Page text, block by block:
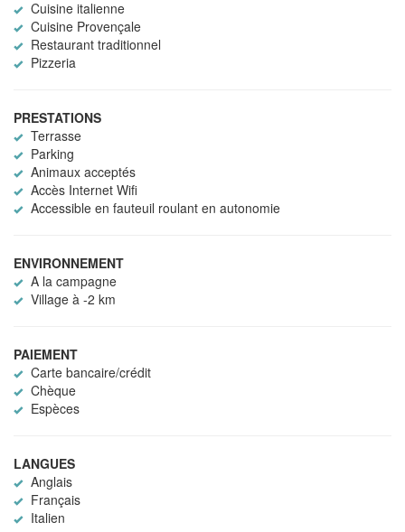
Cuisine italienne
Cuisine Provençale
Restaurant traditionnel
Pizzeria
PRESTATIONS
Terrasse
Parking
Animaux acceptés
Accès Internet Wifi
Accessible en fauteuil roulant en autonomie
ENVIRONNEMENT
A la campagne
Village à -2 km
PAIEMENT
Carte bancaire/crédit
Chèque
Espèces
LANGUES
Anglais
Français
Italien